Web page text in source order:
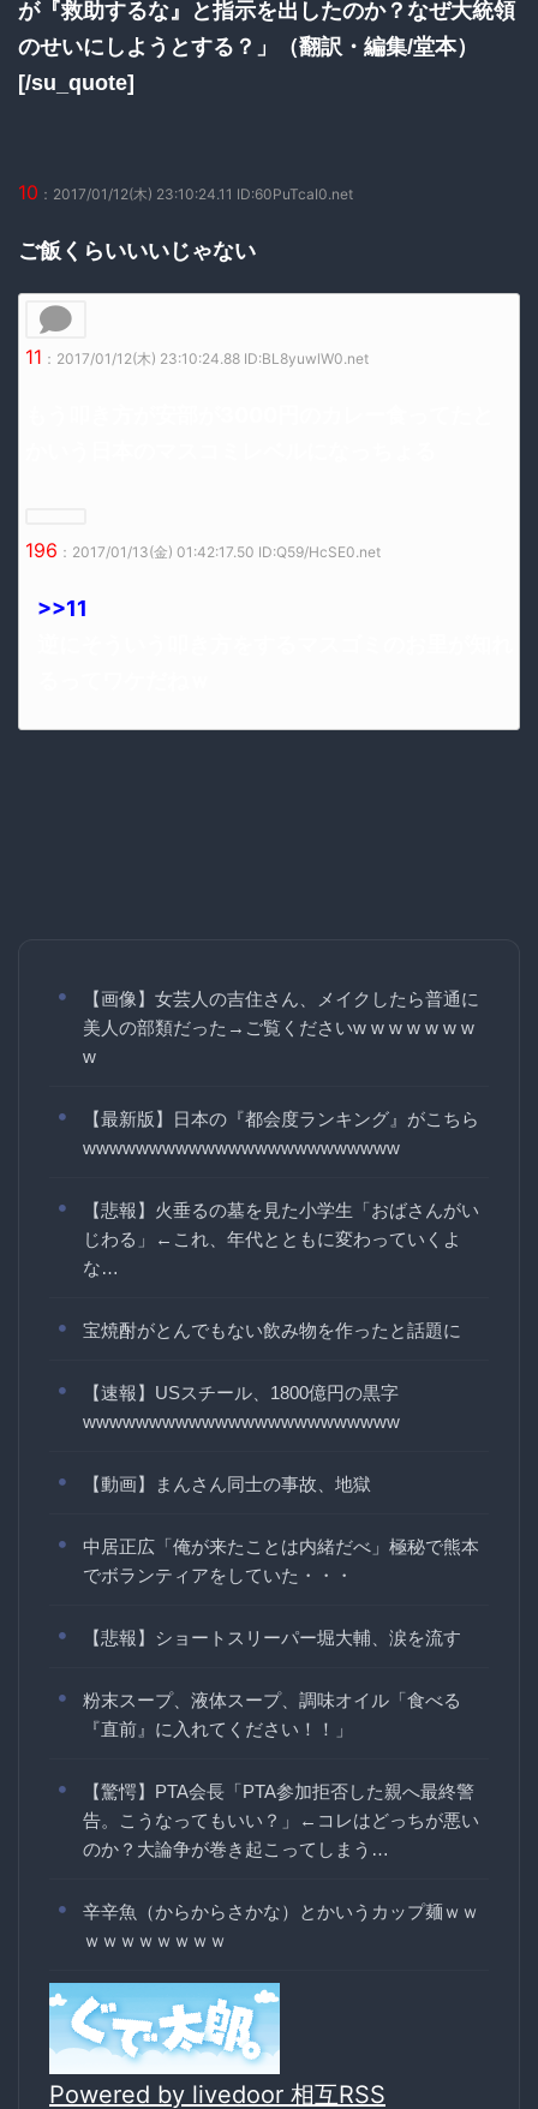
が『救助するな』と指示を出したのか？なぜ大統領
のせいにしようとする？」（翻訳・編集/堂本）
[/su_quote]
10 ：2017/01/12(木) 23:10:24.11 ID:60PuTcaI0.net
ご飯くらいいいじゃない
11 ：2017/01/12(木) 23:10:24.88 ID:BL8yuwlW0.net
196 ：2017/01/13(金) 01:42:17.50 ID:Q59/HcSE0.net
>>11
【画像】女芸人の吉住さん、メイクしたら普通に
美人の部類だった→ご覧くださいw w w w w w w
w
【最新版】日本の『都会度ランキング』がこちら
wwwwwwwwwwwwwwwwwwwwwwww
【悲報】火垂るの墓を見た小学生「おばさんがい
じわる」←これ、年代とともに変わっていくよ
な…
宝焼酎がとんでもない飲み物を作ったと話題に
【速報】USスチール、1800億円の黒字
wwwwwwwwwwwwwwwwwwwwwwww
【動画】まんさん同士の事故、地獄
中居正広「俺が来たことは内緒だべ」極秘で熊本
でボランティアをしていた・・・
【悲報】ショートスリーパー堀大輔、涙を流す
粉末スープ、液体スープ、調味オイル「食べる
『直前』に入れてください！！」
【驚愕】PTA会長「PTA参加拒否した親へ最終警
告。こうなってもいい？」←コレはどっちが悪い
のか？大論争が巻き起こってしまう…
辛辛魚（からからさかな）とかいうカップ麺ｗｗ
ｗｗｗｗｗｗｗｗ
Powered by livedoor 相互RSS